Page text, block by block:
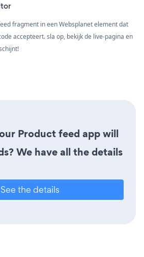
fragment in een Websplanet element dat
accepteert. sla op, bekijk de live-pagina en
Product feed app will
We have all the details
See the details